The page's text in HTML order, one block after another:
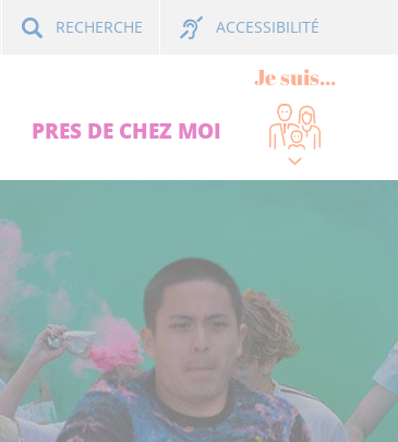
RECHERCHE ACCESSIBILITÉ
PRES DE CHEZ MOI
Je suis...